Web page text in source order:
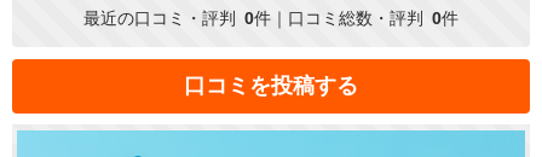
最近の口コミ・評判 0件｜口コミ総数・評判 0件
口コミを投稿する